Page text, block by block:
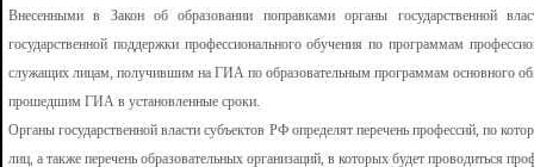
Внесенными в Закон об образовании поправками органы государственной
государственной поддержки профессионального обучения по программам
служащих лицам, получившим на ГИА по образовательным программам основного
прошедшим ГИА в установленные сроки.
Органы государственной власти субъектов РФ определят перечень профессий, по
лиц, а также перечень образовательных организаций, в которых будет проводиться